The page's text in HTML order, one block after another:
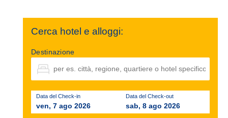
Cerca hotel e alloggi:
Destinazione
Data del Check-in
ven, 7 ago 2026
Data del Check-out
sab, 8 ago 2026